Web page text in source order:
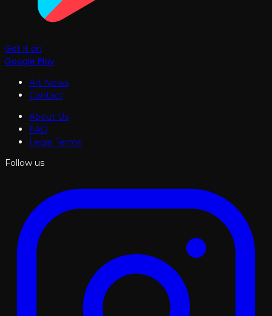
Get it on
Google Play
Art News
Contact
About Us
FAQ
Legal Terms
Follow us